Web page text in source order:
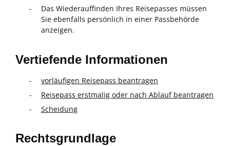
Das Wiederauffinden Ihres Reisepasses müssen
Sie ebenfalls persönlich in einer Passbehörde
anzeigen.
Vertiefende Informationen
vorläufigen Reisepass beantragen
Reisepass erstmalig oder nach Ablauf beantragen
Scheidung
Rechtsgrundlage